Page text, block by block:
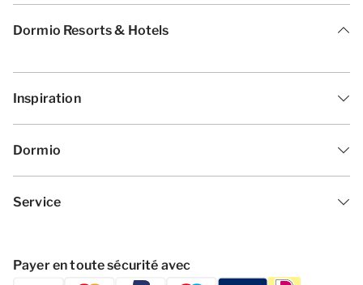
Dormio Resorts & Hotels
Inspiration
Dormio
Service
Payer en toute sécurité avec